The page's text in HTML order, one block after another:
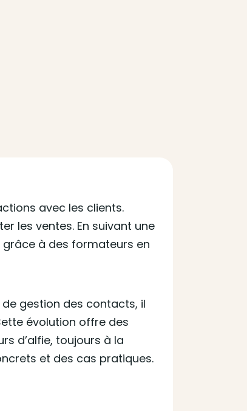
avec les clients.
les ventes. En suivant une
à des formateurs en
de gestion des contacts, il
évolution offre des
d’alfie, toujours à la
et des cas pratiques.